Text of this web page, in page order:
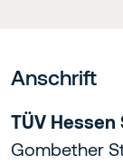
Anschrift
TÜV
Gombether